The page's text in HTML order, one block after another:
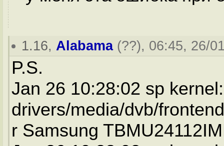
1.16, Alabama(??), 06:45, 26/
P.S.
Jan 26 10:28:02 sp kernel:
drivers/media/dvb/
r Samsung